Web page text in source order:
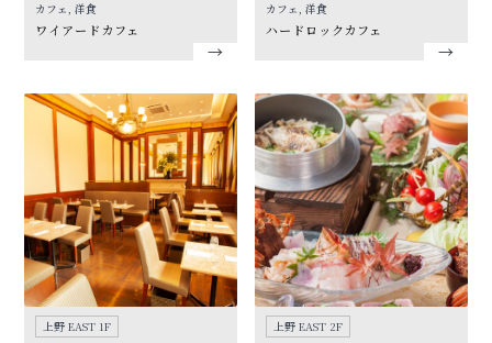
カフェ, 洋食
ワイアードカフェ
カフェ, 洋食
ハードロックカフェ
上野 EAST 1F 上野 EAST 2F